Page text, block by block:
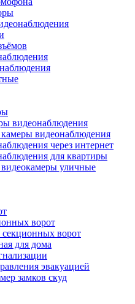
видеонаблюдения
видеонаблюдения
через интернет
для квартиры
уличные
ворот
ворот
для дома
эвакуацией
замков скуд